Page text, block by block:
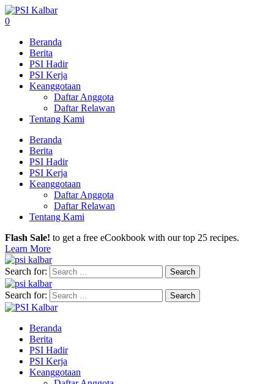
0
Beranda
Berita
PSI Hadir
PSI Kerja
Keanggotaan
Daftar Anggota
Daftar Relawan
Tentang Kami
Beranda
Berita
PSI Hadir
PSI Kerja
Keanggotaan
Daftar Anggota
Daftar Relawan
Tentang Kami
Flash Sale! to get a free eCookbook with our top 25 recipes.
Learn More
Search for:
Search for:
Beranda
Berita
PSI Hadir
PSI Kerja
Keanggotaan